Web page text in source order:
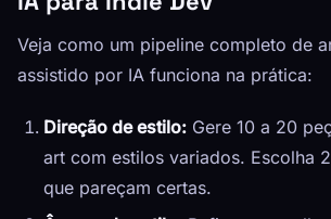
Veja como um pipeline completo de
assistido por IA funciona na prática:
Direção de estilo: Gere 10 a 20
art com estilos variados. Escolha
que pareçam certas.